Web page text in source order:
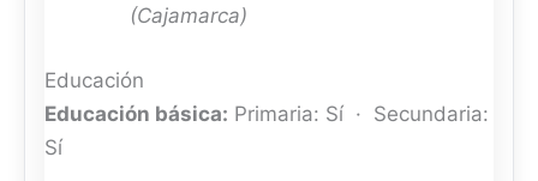
(Cajamarca)
Educación
Educación básica: Primaria: Sí · Secundaria:
Sí